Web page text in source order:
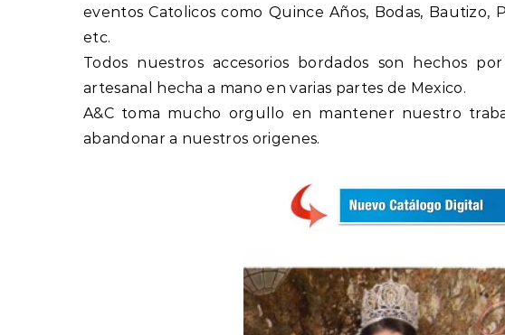
eventos Catolicos como Quince Años, Bodas, Bautizo,
etc.
Todos nuestros accesorios bordados son hechos
artesanal hecha a mano en varias partes de Mexico.
A&C toma mucho orgullo en mantener nuestro
abandonar a nuestros origenes.